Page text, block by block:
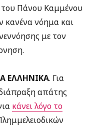
του Πάνου Καμμένου
κανένα νόημα και
με τον
ΕΛΛΗΝΙΚΑ. Για
απάτης
κάνει λόγο το